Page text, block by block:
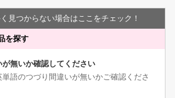
見つからない場合はここをチェック！
を探す
無いか確認してください
語のつづり間違いが無いかご確認くださ